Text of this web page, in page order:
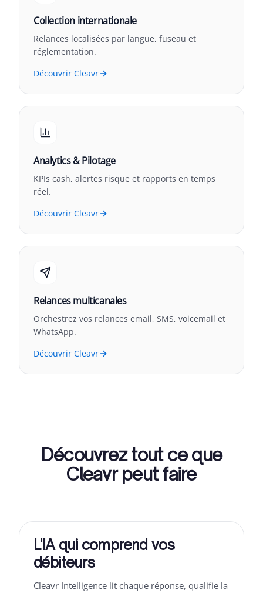
Collection internationale
Relances localisées par langue, fuseau et
réglementation.
Découvrir Cleavr
Analytics & Pilotage
KPIs cash, alertes risque et rapports en temps
réel.
Découvrir Cleavr
Relances multicanales
Orchestrez vos relances email, SMS, voicemail et
WhatsApp.
Découvrir Cleavr
Découvrez tout ce que
Cleavr peut faire
L'IA qui comprend vos
débiteurs
Cleavr Intelligence lit chaque réponse, qualifie la